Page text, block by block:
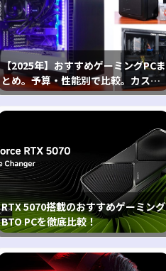
【2025年】おすすめゲーミングPCま
とめ。予算・性能別で比較。カスタ
マイズ指南も
RTX 5070搭載のおすすめゲーミング
BTO PCを徹底比較！